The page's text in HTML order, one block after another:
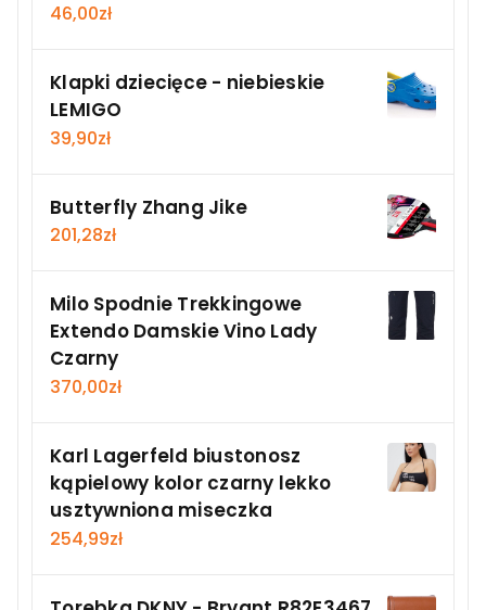
46,00zł
Klapki dziecięce - niebieskie
LEMIGO
39,90zł
Butterfly Zhang Jike
201,28zł
Milo Spodnie Trekkingowe
Extendo Damskie Vino Lady
Czarny
370,00zł
Karl Lagerfeld biustonosz
kąpielowy kolor czarny lekko
usztywniona miseczka
254,99zł